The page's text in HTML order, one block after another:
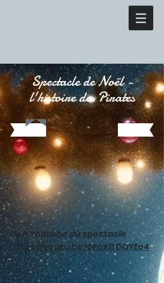
Spectacle de Noël -
l'histoire des Pirates
Lien Youtube du spectacle
https://youtu.be/oPoXDOQYEo4